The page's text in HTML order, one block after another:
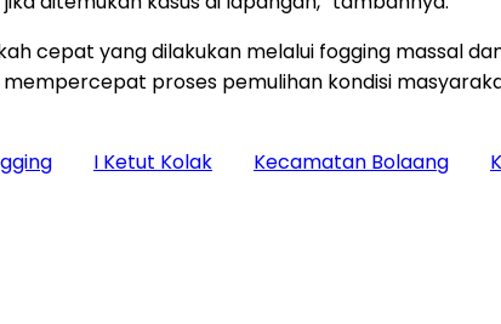
cepat yang dilakukan melalui fogging massal
proses pemulihan kondisi
I Ketut Kolak Kecamatan Bolaang